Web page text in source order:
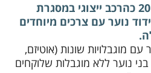
הרכב מנצח הוקם ב-2018 כהרכב ייצוגי במסגרת
נוער עם צרכים מיוחדים
8 בני נוער עם מוגבלויות שונות (אוטיזם,
נוער ללא מוגבלות שלוקחים